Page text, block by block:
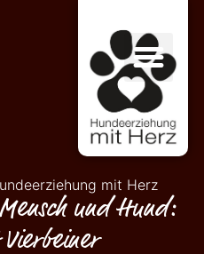
mit Herz
und Hund: